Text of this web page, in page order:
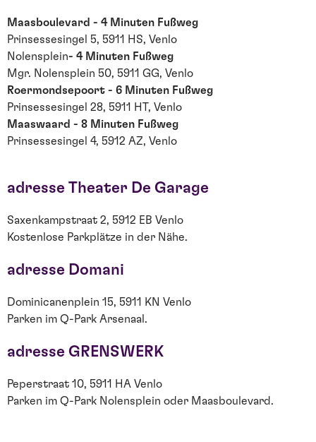
Maasboulevard - 4 Minuten Fußweg
Prinsessesingel 5, 5911 HS, Venlo
Nolensplein- 4 Minuten Fußweg
Mgr. Nolensplein 50, 5911 GG, Venlo
Roermondsepoort - 6 Minuten Fußweg
Prinsessesingel 28, 5911 HT, Venlo
Maaswaard - 8 Minuten Fußweg
Prinsessesingel 4, 5912 AZ, Venlo
adresse Theater De Garage
Saxenkampstraat 2, 5912 EB Venlo
Kostenlose Parkplätze in der Nähe.
adresse Domani
Dominicanenplein 15, 5911 KN Venlo
Parken im Q-Park Arsenaal.
adresse GRENSWERK
Peperstraat 10, 5911 HA Venlo
Parken im Q-Park Nolensplein oder Maasboulevard.